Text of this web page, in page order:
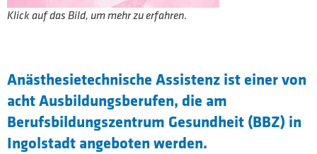
Klick auf das Bild, um mehr zu erfahren.
Anästhesietechnische Assistenz ist einer von
acht Ausbildungsberufen, die am
Berufsbildungszentrum Gesundheit (BBZ) in
Ingolstadt angeboten werden.